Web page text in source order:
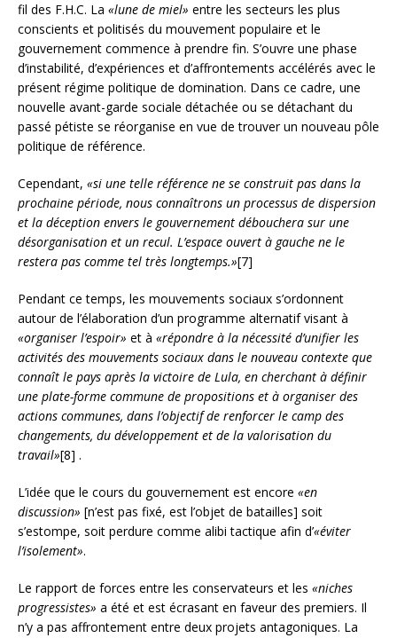
fil des F.H.C. La «lune de miel» entre les secteurs les plus
conscients et politisés du mouvement populaire et le
gouvernement commence à prendre fin. S’ouvre une phase
d’instabilité, d’expériences et d’affrontements accélérés avec le
présent régime politique de domination. Dans ce cadre, une
nouvelle avant-garde sociale détachée ou se détachant du
passé pétiste se réorganise en vue de trouver un nouveau pôle
politique de référence.
Cependant, «si une telle référence ne se construit pas dans la
prochaine période, nous connaîtrons un processus de dispersion
et la déception envers le gouvernement débouchera sur une
désorganisation et un recul. L’espace ouvert à gauche ne le
restera pas comme tel très longtemps.»[7]
Pendant ce temps, les mouvements sociaux s’ordonnent
autour de l’élaboration d’un programme alternatif visant à
«organiser l’espoir» et à «répondre à la nécessité d’unifier les
activités des mouvements sociaux dans le nouveau contexte que
connaît le pays après la victoire de Lula, en cherchant à définir
une plate-forme commune de propositions et à organiser des
actions communes, dans l’objectif de renforcer le camp des
changements, du développement et de la valorisation du
travail»[8] .
L’idée que le cours du gouvernement est encore «en
discussion» [n’est pas fixé, est l’objet de batailles] soit
s’estompe, soit perdure comme alibi tactique afin d’«éviter
l’isolement».
Le rapport de forces entre les conservateurs et les «niches
progressistes» a été et est écrasant en faveur des premiers. Il
n’y a pas affrontement entre deux projets antagoniques. La